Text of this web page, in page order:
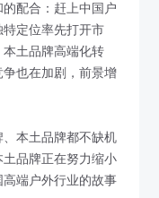
配合：赶上中国户
定位率先打开市
土品牌高端化转
也在加剧，前景增
本土品牌都不缺机
品牌正在努力缩小
端户外行业的故事